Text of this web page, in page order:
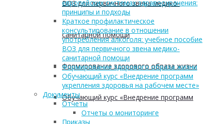
ВОЗ для первичного звена медико-
санитарной помощи
Формирование здорового образа жизни
Обучающий курс «Внедрение программ
европейских системах здравоохранения:
принципы и подходы
Краткое профилактическое
консультирование в отношении
употребления алкоголя: учебное пособие
ВОЗ для первичного звена медико-
санитарной помощи
Формирование здорового образа жизни
Обучающий курс «Внедрение программ
укрепления здоровья на рабочем месте»
Документы
Отчеты
Отчеты о мониторинге
Приказы